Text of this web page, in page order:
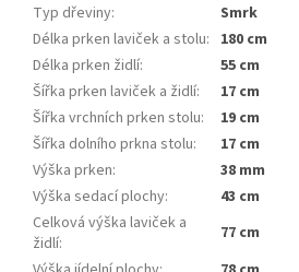
Typ dřeviny:
Smrk
Délka prken laviček a stolu: 180 cm
Délka prken židlí:
55 cm
Šířka prken laviček a židlí:
17 cm
Šířka vrchních prken stolu:
19 cm
Šířka dolního prkna stolu:
17 cm
Výška prken:
38 mm
Výška sedací plochy:
43 cm
Celková výška laviček a
židlí:
77 cm